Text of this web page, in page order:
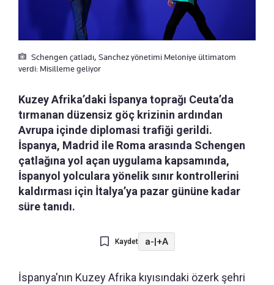
Schengen çatladı, Sanchez yönetimi Meloniye ültimatom
verdi: Misilleme geliyor
Kuzey Afrika’daki İspanya toprağı Ceuta’da
tırmanan düzensiz göç krizinin ardından
Avrupa içinde diplomasi trafiği gerildi.
İspanya, Madrid ile Roma arasında Schengen
çatlağına yol açan uygulama kapsamında,
İspanyol yolculara yönelik sınır kontrollerini
kaldırması için İtalya’ya pazar gününe kadar
süre tanıdı.
Kaydet a-|+A
İspanya'nın Kuzey Afrika kıyısındaki özerk şehri